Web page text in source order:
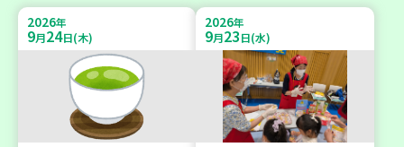
2026年
9月24日(木)
2026年
9月23日(水)